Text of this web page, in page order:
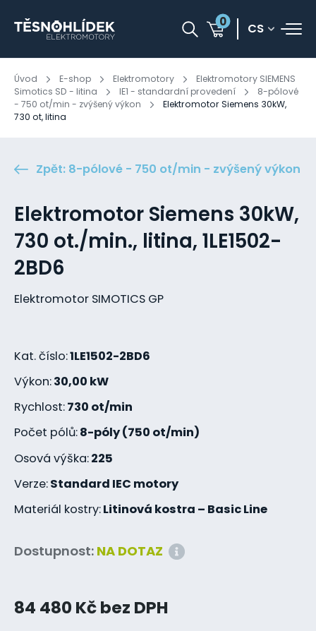
0 CS
Úvod E-shop Elektromotory
Elektromotory SIEMENS
Simotics SD - litina
IE1 - standardní provedení
8-pólové
- 750 ot/min - zvýšený výkon
Elektromotor Siemens 30kW,
730 ot, litina
Zpět: 8-pólové - 750 ot/min - zvýšený výkon
Elektromotor Siemens 30kW,
730 ot./min., litina, 1LE1502-
2BD6
Elektromotor SIMOTICS GP
Kat. číslo:1LE1502-2BD6
Výkon:30,00 kW
Rychlost:730 ot/min
Počet pólů:8-póly (750 ot/min)
Osová výška:225
Verze:Standard IEC motory
Materiál kostry:Litinová kostra – Basic Line
Dostupnost: NA DOTAZ
84 480 Kč bez DPH